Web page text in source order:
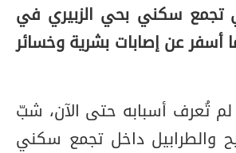
تجمع سكني بحي الزبيري في
أسفر عن إصابات بشرية وخسائر
لم تُعرف أسبابه حتى الآن، شبّ
والطرابيل داخل تجمع سكني